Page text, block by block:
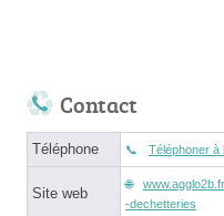
Contact
Téléphone Téléphoner à
Site web
-dechetteries